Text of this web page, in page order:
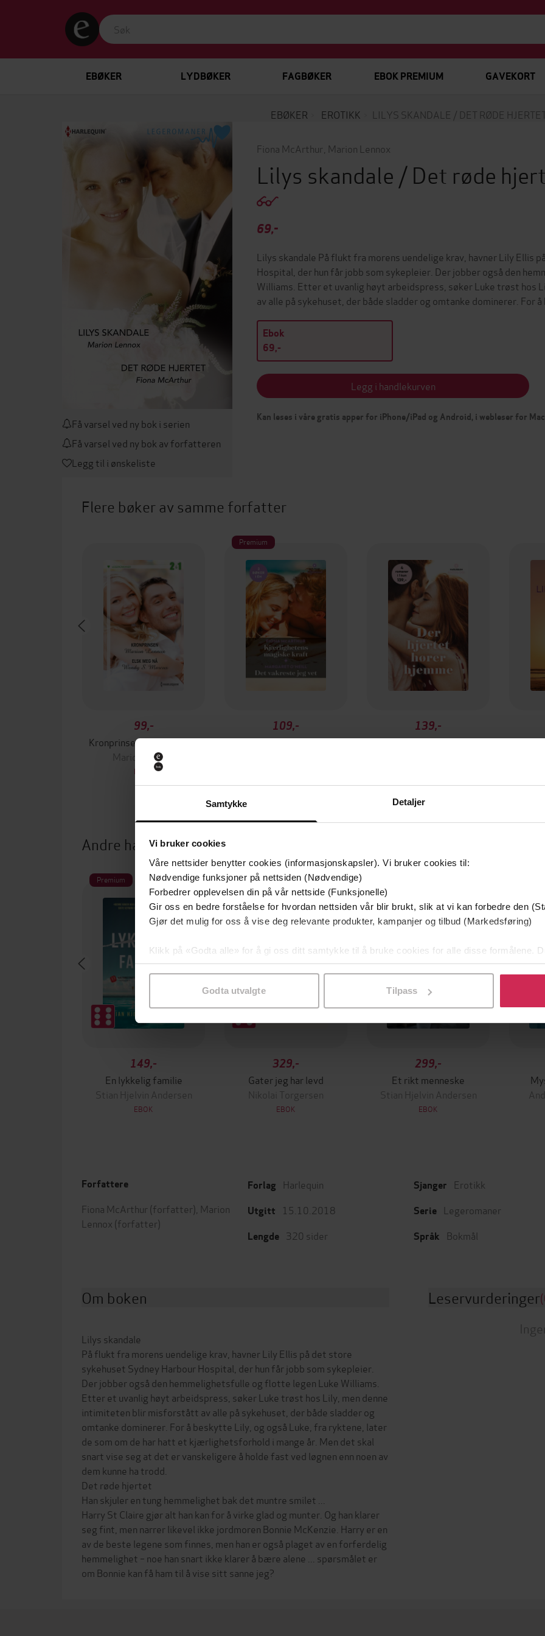
Samtykke Detaljer
Vi bruker cookies
Våre nettsider benytter cookies (informasjonskapsler). Vi bruker cookies til:
Nødvendige funksjoner på nettsiden (Nødvendige)
Forbedrer opplevelsen din på vår nettside (Funksjonelle)
Gir oss en bedre forståelse for hvordan nettsiden vår blir brukt, slik at vi kan forbedre den
Gjør det mulig for oss å vise deg relevante produkter, kampanjer og tilbud (Markedsføring)
Klikk på «Godta alle» for å gi oss ditt samtykke til å bruke cookies for alle disse formålene.
samtykke til spesifikke formål ved å klikke på «Tilpass». Du kan når som helst trekke
Godta utvalgte Tilpass
EBØKER LYDBØKER FAGBØKER EBOK PREMIUM GAVEKORT
EBØKER EROTIKK LILYS SKANDALE / DET RØDE
Få varsel ved ny bok i serien
Få varsel ved ny bok av forfatteren
Legg til i ønskeliste
Fiona McArthur Marion Lennox
Lilys skandale / Det røde
69,-
Lilys skandale På flukt fra morens uendelige krav, havner Lily Ellis
Hospital, der hun får jobb som sykepleier. Der jobber også den
Williams. Etter et uvanlig høyt arbeidspress, søker Luke trøst
av alle på sykehuset, der både sladder og omtanke dominerer. For
Ebok
69,-
Legg i handlekurven
Kan leses i våre gratis apper for iPhone/iPad og Android, i webleser for
Flere bøker av samme forfatter
99,-
Kronprinsen / Elsk meg nå
Marion Lennox
EBOK
Premium
109,-
Kjærlighetens magiske kraft ; Det vakreste jeg vet
139,-
Der hjertet hører hjemme
Andre har også kjøpt
Premium
149,-
En lykkelig familie
Stian Hjelvin Andersen
EBOK
Premium
Vi anbefaler
329,-
Gater jeg har levd
Nikolai Torgersen
EBOK
299,-
Et rikt menneske
Stian Hjelvin Andersen
EBOK
Forfattere
Fiona McArthur (forfatter), Marion
Lennox (forfatter)
Forlag Harlequin
Utgitt 15.10.2018
Lengde 320 sider
Sjanger Erotikk
Serie Legeromaner
Språk Bokmål
Om boken
Lilys skandale
På flukt fra morens uendelige krav, havner Lily Ellis på det store
sykehuset Sydney Harbour Hospital, der hun får jobb som sykepleier.
Der jobber også den hemmelighetsfulle og flotte legen Luke Williams.
Etter et uvanlig høyt arbeidspress, søker Luke trøst hos Lily, men denne
intimiteten blir misforstått av alle på sykehuset, der både sladder og
omtanke dominerer. For å beskytte Lily, og også Luke, fra ryktene, later
de som om de har hatt et kjærlighetsforhold i mange år. Men det skal
snart vise seg at det er vanskeligere å holde fast ved løgnen enn noen av
dem kunne ha trodd.
Det røde hjertet
Han skjuler en tung hemmelighet bak det muntre smilet ...
Harry St Claire gjør alt han kan for å virke glad og munter. Og han klarer
seg fint, men narrer likevel ikke jordmoren Bonnie McKenzie. Harry er en
av de beste legene som finnes, men han er også plaget av en forferdelig
hemmelighet – noe han snart ikke klarer å bære alene ... spørsmålet er
Leservurderinger